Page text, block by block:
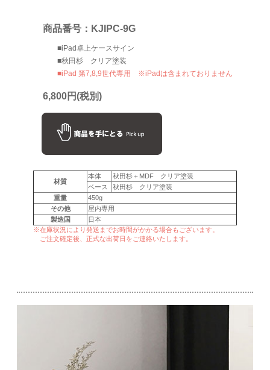
商品番号：KJIPC-9G
■iPad卓上ケースサイン
■秋田杉 クリア塗装
■iPad 第7,8,9世代専用 ※iPadは含まれておりません
6,800円(税別)
材質
本体
秋田杉＋MDF クリア塗装
ベース
秋田杉 クリア塗装
重量
450g
その他
屋内専用
製造国
日本
※在庫状況により発送までお時間がかかる場合もございます。
ご注文確定後、正式な出荷日をご連絡いたします。